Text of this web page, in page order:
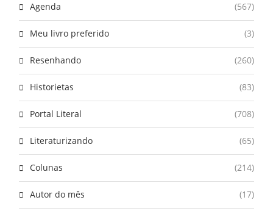
Agenda (567)
Meu livro preferido (3)
Resenhando (260)
Historietas (83)
Portal Literal (708)
Literaturizando (65)
Colunas (214)
Autor do mês (17)